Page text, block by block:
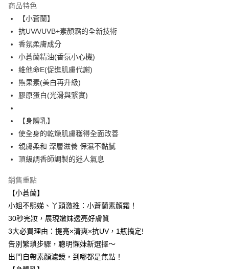
Apple Pay
街口支付
悠遊付
ATM付款
運送方式
每筆NT$85，滿NT$499(含以上)免運費
付款後全家取貨
每筆NT$85，滿NT$499(含以上)免運費
7-11取貨付款
每筆NT$85，滿NT$499(含以上)免運費
每筆NT$85，滿NT$499(含以上)免運費
宅配
每筆NT$85，滿NT$499(含以上)免運費
商品特色
【小蒼蘭】
抗UVA/UVB+素顏霜的全新技術
香氛柔膚成分
小蒼蘭精油(香氛小心機)
維他命E(促進肌膚代謝)
熊果素(美白再升級)
膠原蛋白(光滑與緊實)
【身體乳】
使全身的乾燥肌膚穫得全面改善
親膚柔和 深層滋養 保濕不黏膩
頂級調香師調製的迷人氣息
銷售重點
【小蒼蘭】
小姐不熙娣、丫頭激推：小蒼蘭素顏霜！
30秒完妝，展現嫩妹透亮好膚質
3大必買理由：提亮×清爽×抗UV，1瓶搞定!
告別繁瑣步驟，聰明懶妹新選擇～
出門自帶素顏濾鏡，到哪都是焦點！